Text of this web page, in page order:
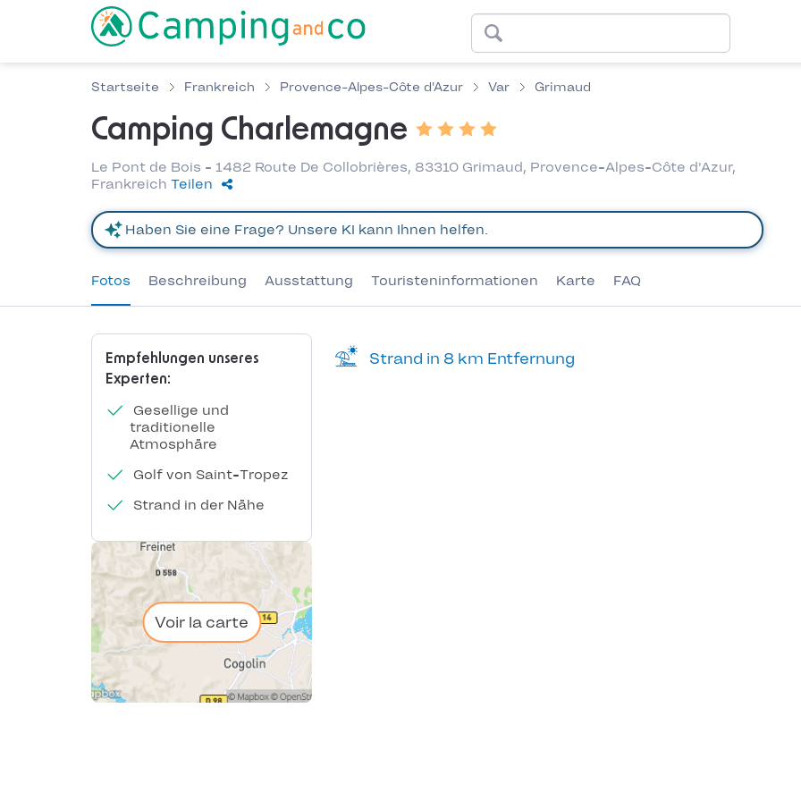
Startseite Frankreich Provence-Alpes-Côte d'Azur Var Grimaud
Camping Charlemagne
Le Pont de Bois - 1482 Route De Collobrières, 83310 Grimaud, Provence-Alpes-Côte d'Azur,
Frankreich Teilen
Fotos Beschreibung Ausstattung Touristeninformationen Karte FAQ
Empfehlungen unseres
Experten:
Gesellige und
traditionelle
Atmosphäre
Golf von Saint-Tropez
Strand in der Nähe
Voir la carte
Strand in 8 km Entfernung